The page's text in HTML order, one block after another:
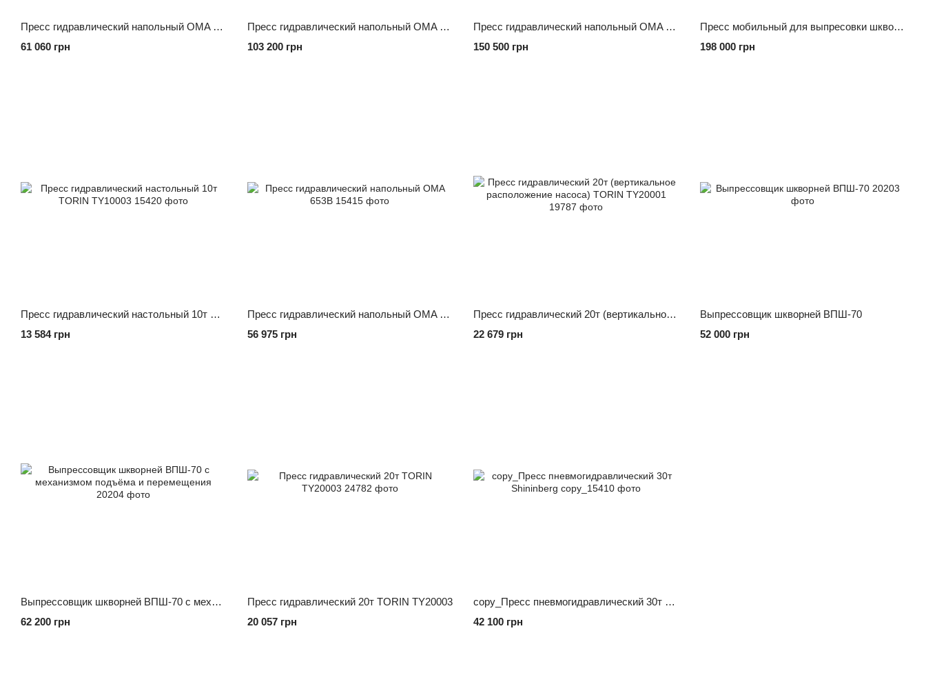
Пресс гидравлический напольный OMA 654B
61 060 грн
Пресс гидравлический напольный OMA 656B
103 200 грн
Пресс гидравлический напольный OMA 658B
150 500 грн
Пресс мобильный для выпресовки шкворней BLITZ - NOGRA Nogra Press 65- 215
198 000 грн
Пресс гидравлический настольный 10т TORIN TY10003
13 584 грн
Пресс гидравлический напольный OMA 653B
56 975 грн
Пресс гидравлический 20т (вертикальное расположение насоса) TORIN TY20001
22 679 грн
Выпрессовщик шкворней ВПШ-70
52 000 грн
Выпрессовщик шкворней ВПШ-70 с механизмом подъёма и перемещения
62 200 грн
Пресс гидравлический 20т TORIN TY20003
20 057 грн
copy_Пресс пневмогидравлический 30т Shininberg
42 100 грн